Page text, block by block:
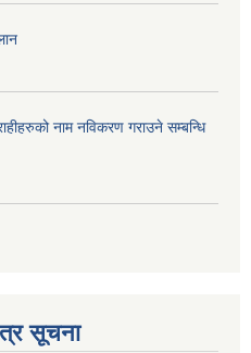
नाम नविकरण गराउने सम्बन्धि
सूचना